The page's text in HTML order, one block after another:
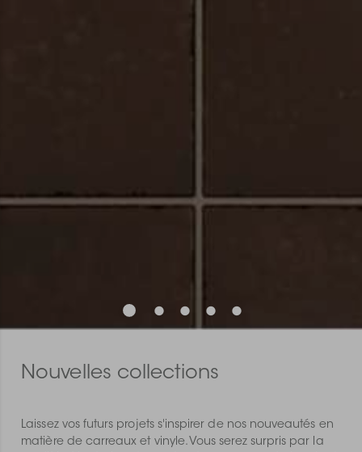
Nouvelles collections
Laissez vos futurs projets s'inspirer de nos nouveautés en
matière de carreaux et vinyle. Vous serez surpris par la